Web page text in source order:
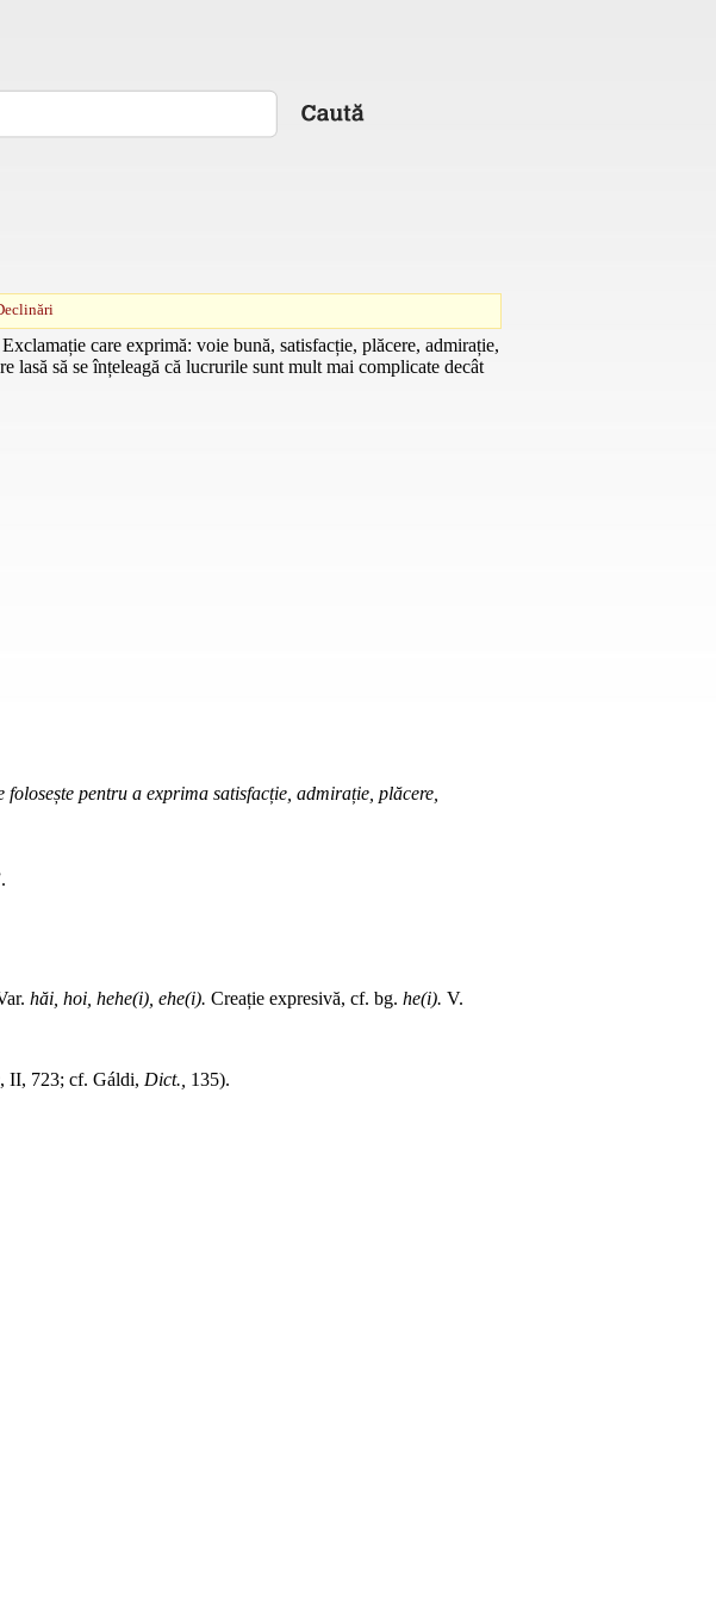
Exclamație care exprimă: voie bună, satisfacție, plăcere, admirație,
lasă să se înțeleagă că lucrurile sunt mult mai complicate decât
pentru a exprima satisfacție, admirație, plăcere,
hăi, hoi, hehe(i), ehe(i). Creație expresivă, cf. bg. he(i). V.
II, 723; cf. Gáldi, Dict., 135).